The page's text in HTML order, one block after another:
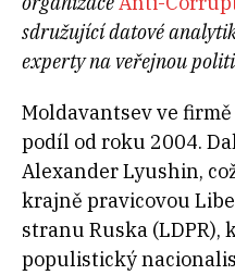
sdružující datové
experty na veřejnou
Moldavantsev ve
podíl od roku 2004.
Alexander Lyushin,
krajně pravicovou
stranu Ruska (LDPR),
populistický